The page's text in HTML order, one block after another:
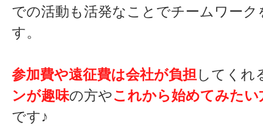
での活動も活発なことでチームワー
す。
参加費や遠征費は会社が負担してくれ
ンが趣味の方やこれから始めてみたい
です♪